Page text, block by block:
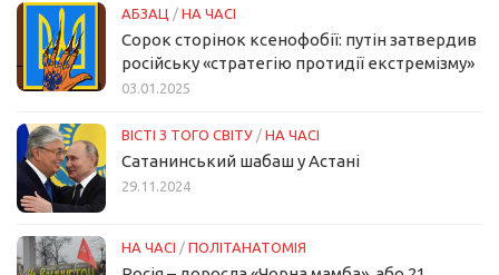
АБЗАЦ / НА ЧАСІ
Сорок сторінок ксенофобії: путін затвердив
російську «стратегію протидії екстремізму»
03.01.2025
ВІСТІ З ТОГО СВІТУ / НА ЧАСІ
Сатанинський шабаш у Астані
29.11.2024
НА ЧАСІ / ПОЛІТАНАТОМІЯ